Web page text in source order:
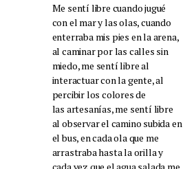
Me sentí libre cuando jugué
con el mar y las olas, cuando
enterraba mis pies en la arena,
al caminar por las calles sin
miedo, me sentí libre al
interactuar con la gente, al
percibir los colores de
las artesanías, me sentí libre
al observar el camino subida en
el bus, en cada ola que me
arrastraba hasta la orilla y